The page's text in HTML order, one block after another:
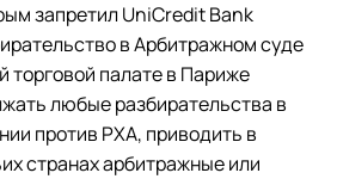
запретил UniCredit Bank
в Арбитражном суде
торговой палате в Париже
любые разбирательства в
против РХА, приводить в
странах арбитражные или